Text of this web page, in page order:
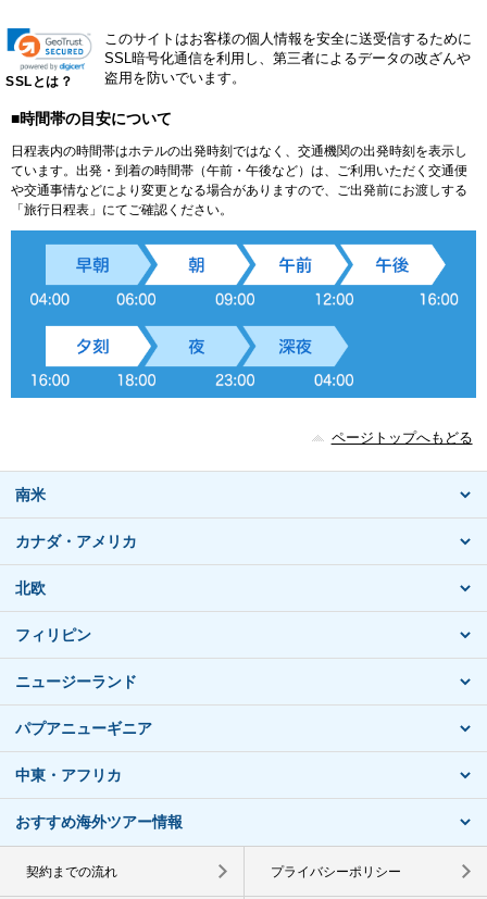
SSLとは？
このサイトはお客様の個人情報を安全に送受信するために
SSL暗号化通信を利用し、第三者によるデータの改ざんや
盗用を防いでいます。
■時間帯の目安について
日程表内の時間帯はホテルの出発時刻ではなく、交通機関の出発時刻を表示し
ています。出発・到着の時間帯（午前・午後など）は、ご利用いただく交通便
や交通事情などにより変更となる場合がありますので、ご出発前にお渡しする
「旅行日程表」にてご確認ください。
ページトップへもどる
南米
カナダ・アメリカ
北欧
フィリピン
ニュージーランド
パプアニューギニア
中東・アフリカ
おすすめ海外ツアー情報
契約までの流れ プライバシーポリシー